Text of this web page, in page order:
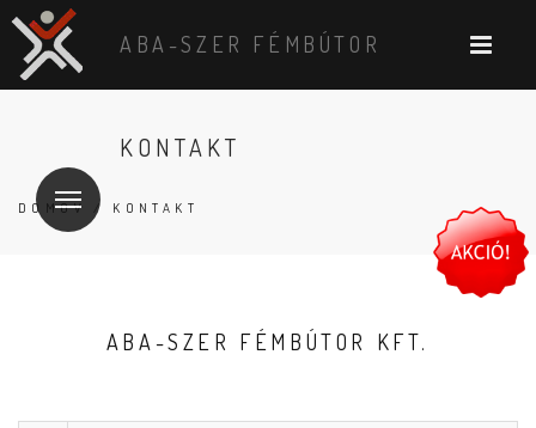
ABA-SZER FÉMBÚTOR
KONTAKT
DOMOV / KONTAKT
ABA-SZER FÉMBÚTOR KFT.